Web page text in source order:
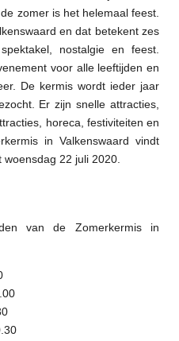
zomer is het helemaal feest.
en dat betekent zes
nostalgie en feest.
voor alle leeftijden en
De kermis wordt ieder jaar
Er zijn snelle attracties,
horeca, festiviteiten en
in Valkenswaard vindt
22 juli 2020.
van de Zomerkermis in